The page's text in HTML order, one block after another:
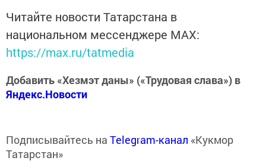
Читайте новости Татарстана в
национальном мессенджере MАХ:
https://max.ru/tatmedia
Добавить «Хезмэт даны» («Трудовая слава») в
Яндекс.Новости
Подписывайтесь на Telegram-канал «Кукмор
Татарстан»